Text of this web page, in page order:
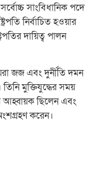
সাংবিধানিক পদে
নির্বাচিত হওয়ার
দায়িত্ব পালন
জজ এবং দুর্নীতি দমন
মুক্তিযুদ্ধের সময়
আহ্বায়ক ছিলেন এবং
করেন।